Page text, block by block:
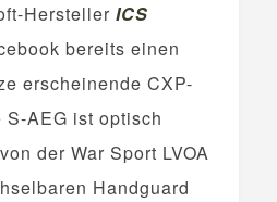
HerstellerICS
bereits einen
erscheinende CXP-
AEG ist optisch
der War Sport LVOA
Handguard